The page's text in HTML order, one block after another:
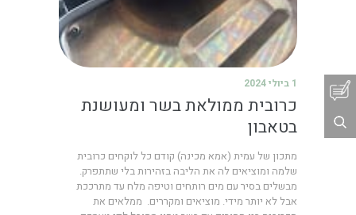
1 ביולי 2024
כרובית ממולאת בשר ומעושנת
בטאבון
מתכון של עמית (אמא מכינה) ‎קודם כל לוקחים כרובית
מבשלים בסיר עם מים רותחים וטיפה מלח עד מתרככת
אבל לא יותר מידי. מוציאים ומקררים. ‎ ממלאים את